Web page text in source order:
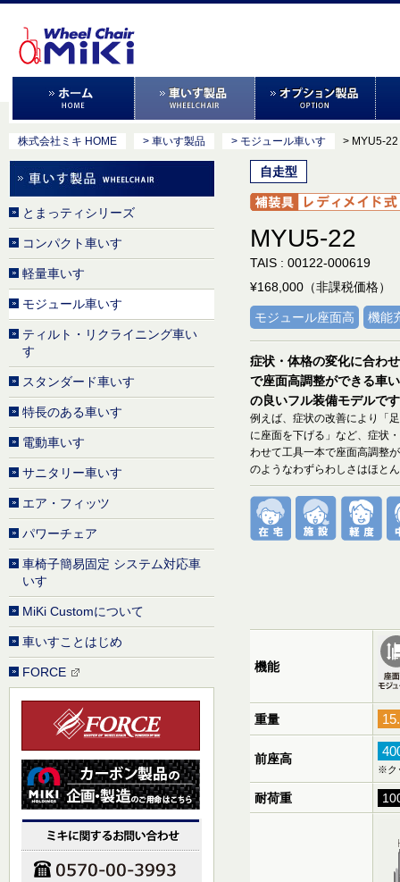
株式会社ミキ HOME > 車いす製品 > モジュール車いす > MYU5-22
自走型
MYU5-22
TAIS : 00122-000619
¥168,000（非課税価格）
モジュール座面高 機能
症状・体格の変化に合わ
で座面高調整ができる車
の良いフル装備モデルで
例えば、症状の改善により「
に座面を下げる」など、症状
わせて工具一本で座面高調整
のようなわずらわしさはほと
機能
重量
前座高
※ク
耐荷重
とまっティシリーズ
コンパクト車いす
軽量車いす
モジュール車いす
ティルト・リクライニング車い
す
スタンダード車いす
特長のある車いす
電動車いす
サニタリー車いす
エア・フィッツ
パワーチェア
車椅子簡易固定 システム対応車
いす
MiKi Customについて
車いすことはじめ
FORCE